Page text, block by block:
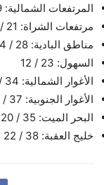
المرتفعات الشمالية: 19 / 9
مرتفعات الشراة: 21 / 10
مناطق البادية: 28 / 14
السهول: 23 / 12
الأغوار الشمالية: 34 / 18
الأغوار الجنوبية: 37 / 22
البحر الميت: 35 / 20
خليج العقبة: 38 / 22